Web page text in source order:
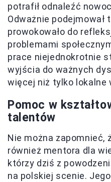
potrafił odnaleźć
Odważnie
prowokowało do
problemami
prace niejednokrotnie
wyjścia do ważnych
więcej niż tylko lokalne
Pomoc w
talentów
Nie można zapomnieć,
również mentora dla
którzy dziś z
na polskiej scenie.